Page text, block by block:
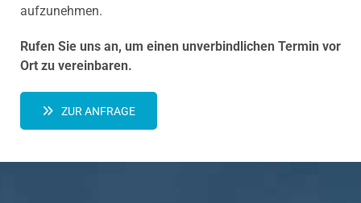
aufzunehmen.
Rufen Sie uns an, um einen unverbindlichen Termin vor
Ort zu vereinbaren.
ZUR ANFRAGE